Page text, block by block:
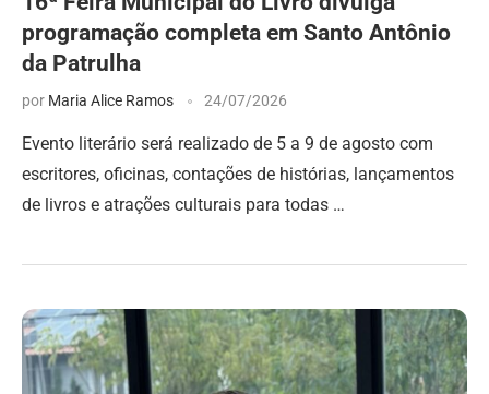
programação completa em Santo Antônio
da Patrulha
por Maria Alice Ramos 24/07/2026
Evento literário será realizado de 5 a 9 de agosto com
escritores, oficinas, contações de histórias, lançamentos
de livros e atrações culturais para todas …